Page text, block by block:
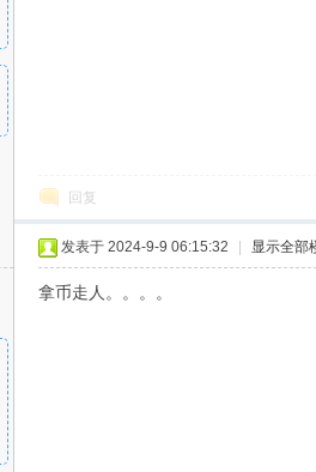
回复
发表于 2024-9-9 06:15:32 显示全部
拿币走人。。。。